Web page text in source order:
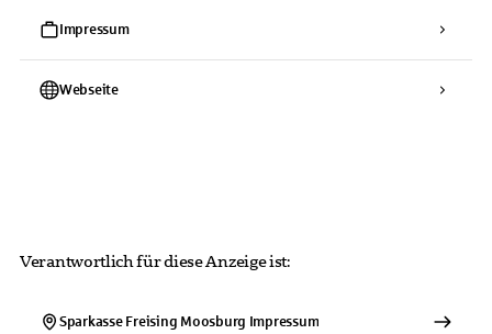
Impressum
Webseite
Verantwortlich für diese Anzeige ist:
Sparkasse Freising Moosburg Impressum